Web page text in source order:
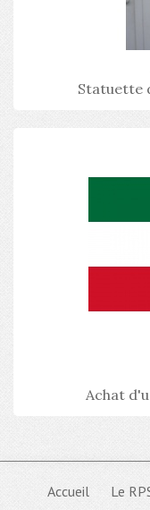
Statuette
Achat
Accueil Le